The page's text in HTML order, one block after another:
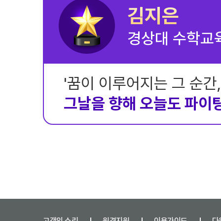
김지은
경상대 수학교
'꿈이 이루어지는 그 순간,
그날을 향해 오늘도 파이